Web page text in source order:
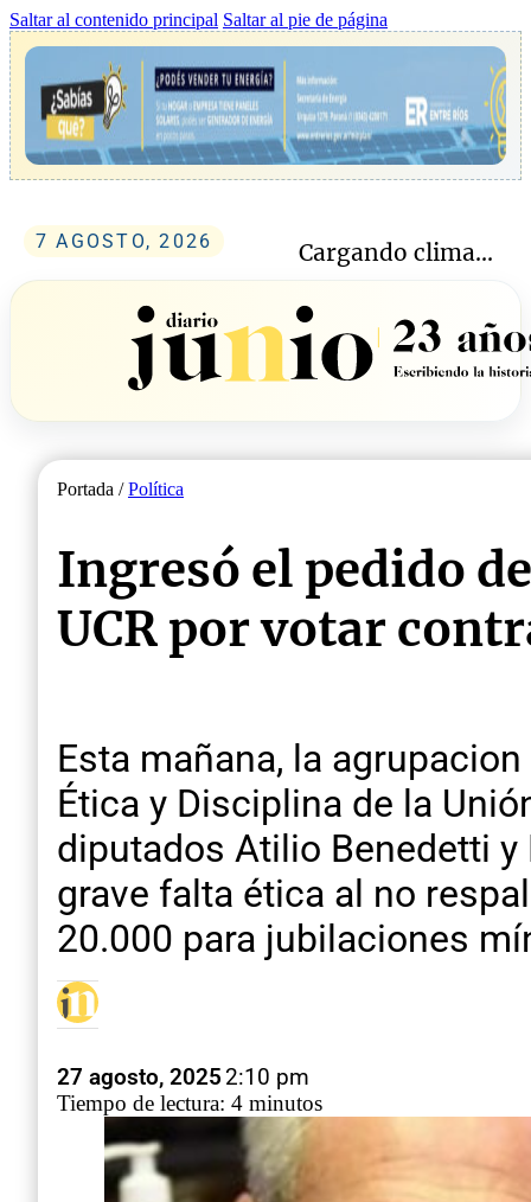
Saltar al contenido principal Saltar al pie de página
7 AGOSTO, 2026 Cargando clima...
Portada /Política
Ingresó el pedido
UCR por votar
Esta mañana, la
Ética y Disciplina de la
diputados Atilio Benedetti
grave falta ética al no
20.000 para jubilaciones
27 agosto, 2025 2:10 pm
Tiempo de lectura: 4 minutos